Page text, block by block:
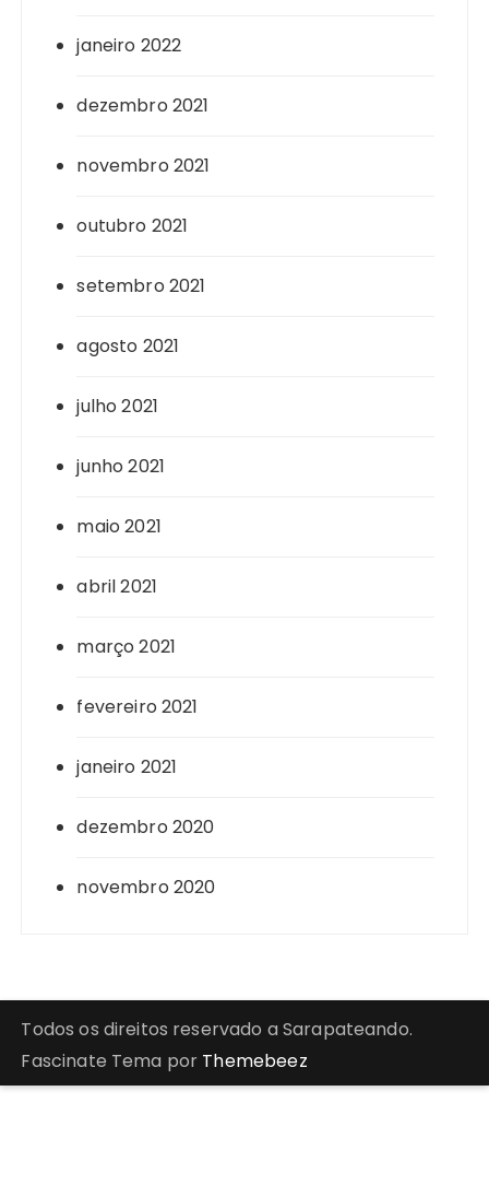
janeiro 2022
dezembro 2021
novembro 2021
outubro 2021
setembro 2021
agosto 2021
julho 2021
junho 2021
maio 2021
abril 2021
março 2021
fevereiro 2021
janeiro 2021
dezembro 2020
novembro 2020
Todos os direitos reservado a Sarapateando.
Fascinate Tema por Themebeez